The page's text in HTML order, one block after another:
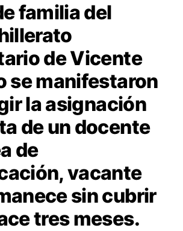
familia del
de Vicente
se manifestaron
la asignación
de un docente
de
vacante
sin cubrir
tres meses.